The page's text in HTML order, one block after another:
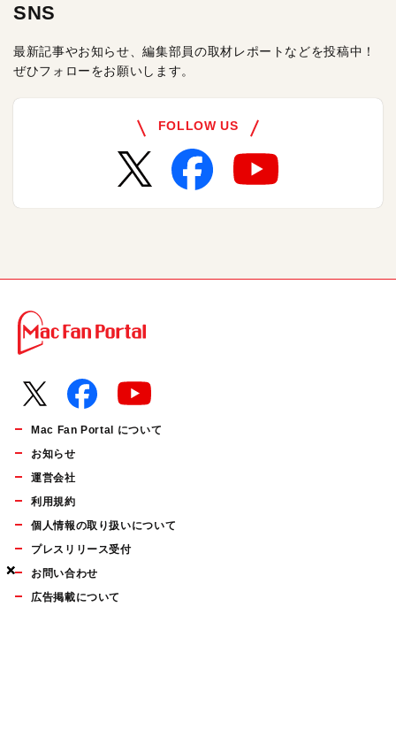
×
×
×
SNS
最新記事やお知らせ、編集部員の取材レポートなどを投稿中！
ぜひフォローをお願いします。
FOLLOW US
Mac Fan Portal について
お知らせ
運営会社
利用規約
個人情報の取り扱いについて
プレスリリース受付
お問い合わせ
広告掲載について